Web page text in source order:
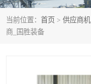
当前位置： 首页 > 供应商机
商_国胜装备